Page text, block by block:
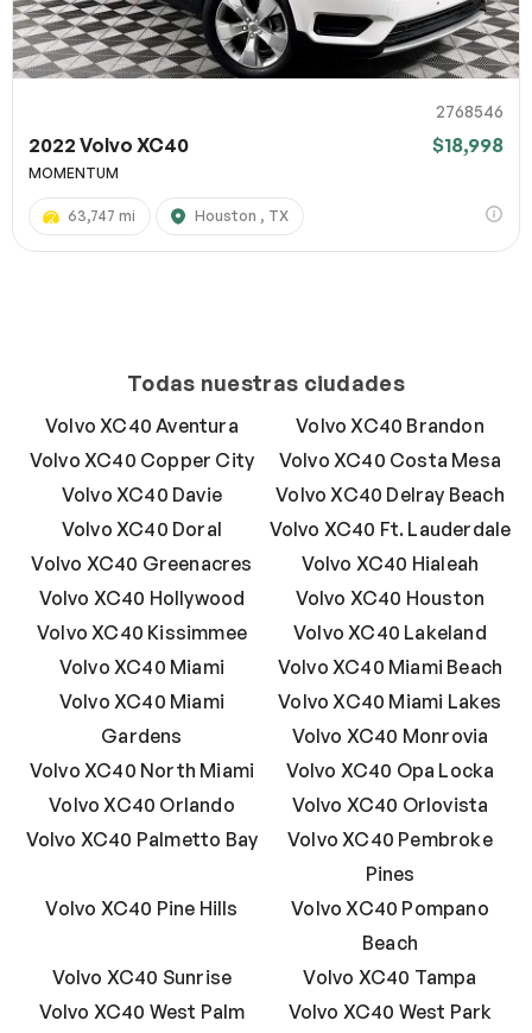
2768546
2022 Volvo XC40 $18,998
MOMENTUM
63,747 mi Houston , TX
Todas nuestras ciudades
Volvo XC40 Aventura
Volvo XC40 Brandon
Volvo XC40 Copper City
Volvo XC40 Costa Mesa
Volvo XC40 Davie
Volvo XC40 Delray Beach
Volvo XC40 Doral
Volvo XC40 Ft. Lauderdale
Volvo XC40 Greenacres
Volvo XC40 Hialeah
Volvo XC40 Hollywood
Volvo XC40 Houston
Volvo XC40 Kissimmee
Volvo XC40 Lakeland
Volvo XC40 Miami
Volvo XC40 Miami Beach
Volvo XC40 Miami
Gardens
Volvo XC40 Miami Lakes
Volvo XC40 Monrovia
Volvo XC40 North Miami
Volvo XC40 Opa Locka
Volvo XC40 Orlando
Volvo XC40 Orlovista
Volvo XC40 Palmetto Bay
Volvo XC40 Pembroke
Pines
Volvo XC40 Pine Hills
Volvo XC40 Pompano
Beach
Volvo XC40 Sunrise
Volvo XC40 Tampa
Volvo XC40 West Palm
Volvo XC40 West Park